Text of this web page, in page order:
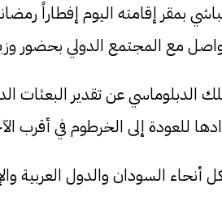
إقامته اليوم إفطاراً
مع المجتمع الدولي بحضور
عن تقدير البعثات
للعودة إلى الخرطوم في أقرب
السودان والدول العربية